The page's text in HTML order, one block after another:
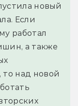
новый
Если
работал
а также
над новой